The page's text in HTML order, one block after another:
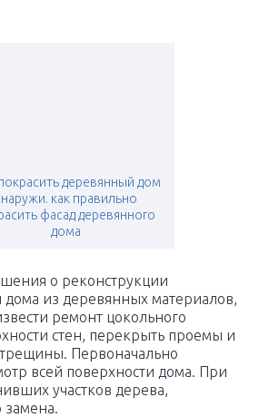
деревянный дом
как правильно
фасад деревянного
дома
о реконструкции
дома из деревянных материалов,
ремонт цокольного
стен, перекрыть проемы и
Первоначально
всей поверхности дома. При
участков дерева,
замена.